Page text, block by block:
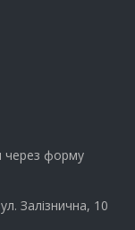
через форму
Залізнична, 10